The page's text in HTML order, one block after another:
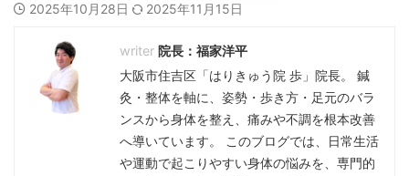
2025年10月28日 2025年11月15日
院長：福家洋平
大阪市住吉区「はりきゅう院 歩」院長。 鍼
灸・整体を軸に、姿勢・歩き方・足元のバラ
ンスから身体を整え、痛みや不調を根本改善
へ導いています。 このブログでは、日常生活
や運動で起こりやすい身体の悩みを、専門的